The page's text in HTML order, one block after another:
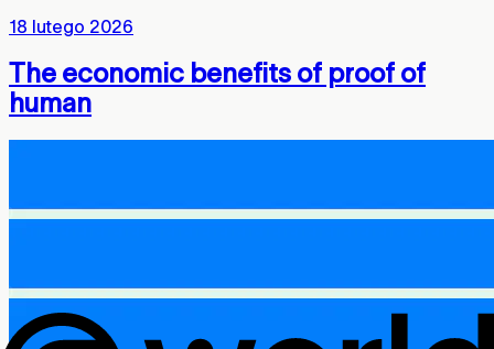
18 lutego 2026
The economic benefits of proof of
human